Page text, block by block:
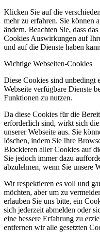
Klicken Sie auf die
mehr zu erfahren. Sie können
ändern. Beachten Sie, dass
Cookies Auswirkungen auf
und auf die Dienste haben
Wichtige Webseiten-Cookies
Diese Cookies sind unbedingt
Webseite verfügbare Dienste
Funktionen zu nutzen.
Da diese Cookies für die
erforderlich sind, wirkt sich
unserer Webseite aus. Sie
löschen, indem Sie Ihre
Blockieren aller Cookies auf
Sie jedoch immer dazu
abzulehnen, wenn Sie unsere
Wir respektieren es voll und
möchten, aber um zu
erlauben Sie uns bitte, ein
sich jederzeit abmelden oder
eine bessere Erfahrung zu
entfernen wir alle gesetzten